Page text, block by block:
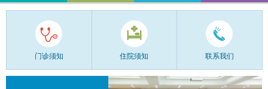
门诊须知 住院须知 联系我们